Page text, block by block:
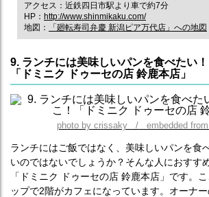
アクセス：近鉄四日市駅より車で約7分
HP： http://www.shinmikaku.com/
地図：
「廻転寿司弁慶 新潟ピア万代店」への地図
9. ランチには美味しいパンを食べたい
「ドミニク ドゥーセの店 鈴鹿本店」
photo by crissaky / embedded from
ランチにはご飯ではなく、美味しいパンを食
いのではないでしょうか？そんな人におすす
「ドミニク ドゥーセの店 鈴鹿本店」です。
ップで2階がカフェになっています。オーナ